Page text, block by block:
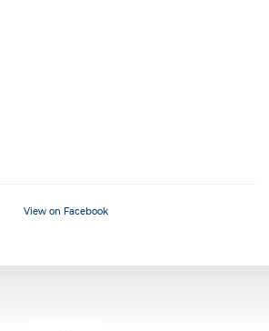
View on Facebook